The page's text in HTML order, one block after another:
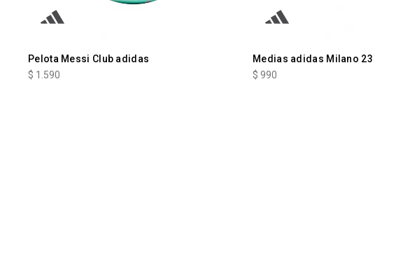
Pelota Messi Club adidas
$ 1.590
Medias adidas Milano 23
$ 990